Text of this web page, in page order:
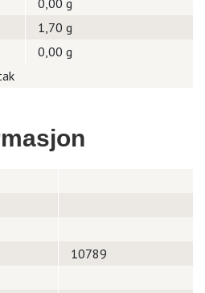
0,00 g
1,70 g
0,00 g
10789